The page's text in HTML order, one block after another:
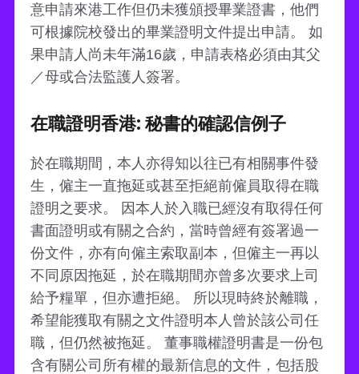
意申請來港工作但仍未獲頒授畢業證書，他們
可根據院校發出的畢業證明文件提出申請。 如
果申請人尚未年滿16歲，申請表格必須由其父
／母或合法監護人簽署。
在職證明香港: 秘書的確認信例子
於在職期間，本人亦得知以往已有相關事件發
生，僱主一直拖延或甚至拒絕前僱員取得在職
證明之要求。 因本人於入職已經沒有取得任何
書面證明或有關之合約，當時曾經有簽署過一
份文件，亦有向僱主索取副本，但僱主一再以
不同原因拖延，於在職期間亦曾多次要求上司
給予糧單，但亦遭拒絕。 所以現時終於離職，
希望能獲取有關之文件證明本人曾於該公司任
職，但仍然被拖延。 董事職權證明書是一份包
含有關公司所有權的最新信息的文件，包括股